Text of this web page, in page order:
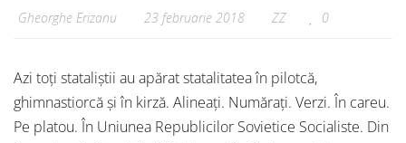
Gheorghe Erizanu 23 februarie 2018 ZZ 0
Azi toți stataliștii au apărat statalitatea în pilotcă,
ghimnastiorcă și în kirză. Alineați. Numărați. Verzi. În careu.
Pe platou. În Uniunea Republicilor Sovietice Socialiste. Din